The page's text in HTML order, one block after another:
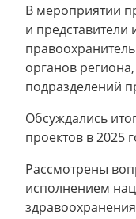
В мероприятии
и представители
органов
подразделений
Обсуждались
проектов в 2025
Рассмотрены
исполнением